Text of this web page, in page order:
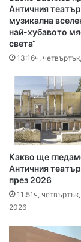
Античния
музикална
най-хубавото
света“
13:16ч,
Какво ще
Античния
през 2026
11:51ч,
2026